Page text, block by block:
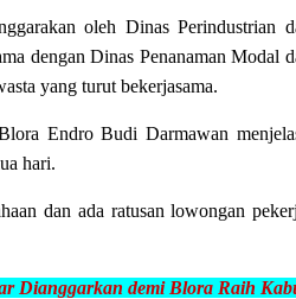
oleh Dinas Perindustrian
dengan Dinas Penanaman Modal
yang turut bekerjasama.
Endro Budi Darmawan
hari.
dan ada ratusan lowongan
Dianggarkan demi Blora Raih